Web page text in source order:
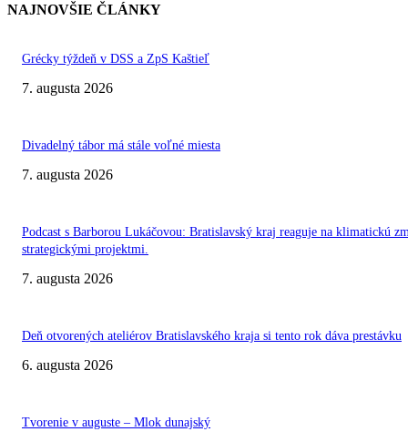
NAJNOVŠIE ČLÁNKY
Grécky týždeň v DSS a ZpS Kaštieľ
7. augusta 2026
Divadelný tábor má stále voľné miesta
7. augusta 2026
Podcast s Barborou Lukáčovou: Bratislavský kraj reaguje na klimatickú
strategickými projektmi.
7. augusta 2026
Deň otvorených ateliérov Bratislavského kraja si tento rok dáva prestávku
6. augusta 2026
Tvorenie v auguste – Mlok dunajský